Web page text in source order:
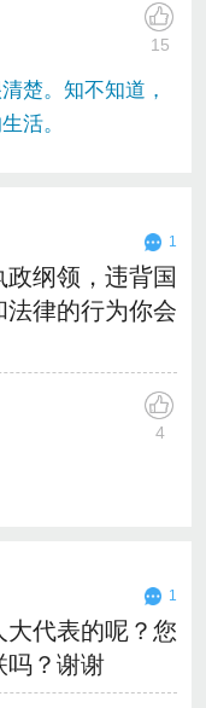
15
楚。知不知道，
活。
1
纲领，违背国
律的行为你会
4
1
代表的呢？您
吗？谢谢